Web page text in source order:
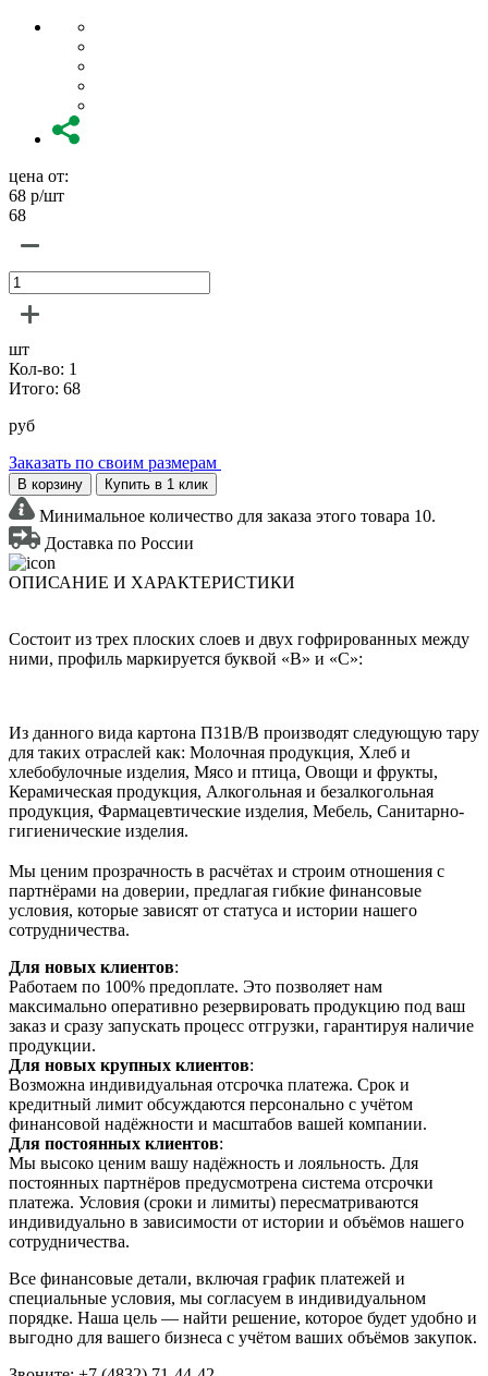
цена от:
68 р/шт
68
шт
Кол-во: 1
Итого: 68
руб
Заказать по своим размерам
В корзину Купить в 1 клик
Минимальное количество для заказа этого товара 10.
Доставка по России
ОПИСАНИЕ И ХАРАКТЕРИСТИКИ
Состоит из трех плоских слоев и двух гофрированных между
ними, профиль маркируется буквой «В» и «С»:
Из данного вида картона П31В/B производят следующую тару
для таких отраслей как: Молочная продукция, Хлеб и
хлебобулочные изделия, Мясо и птица, Овощи и фрукты,
Керамическая продукция, Алкогольная и безалкогольная
продукция, Фармацевтические изделия, Мебель, Санитарно-
гигиенические изделия.
Мы ценим прозрачность в расчётах и строим отношения с
партнёрами на доверии, предлагая гибкие финансовые
условия, которые зависят от статуса и истории нашего
сотрудничества.
Для новых клиентов:
Работаем по 100% предоплате. Это позволяет нам
максимально оперативно резервировать продукцию под ваш
заказ и сразу запускать процесс отгрузки, гарантируя наличие
продукции.
Для новых крупных клиентов:
Возможна индивидуальная отсрочка платежа. Срок и
кредитный лимит обсуждаются персонально с учётом
финансовой надёжности и масштабов вашей компании.
Для постоянных клиентов:
Мы высоко ценим вашу надёжность и лояльность. Для
постоянных партнёров предусмотрена система отсрочки
платежа. Условия (сроки и лимиты) пересматриваются
индивидуально в зависимости от истории и объёмов нашего
сотрудничества.
Все финансовые детали, включая график платежей и
специальные условия, мы согласуем в индивидуальном
порядке. Наша цель — найти решение, которое будет удобно и
выгодно для вашего бизнеса с учётом ваших объёмов закупок.